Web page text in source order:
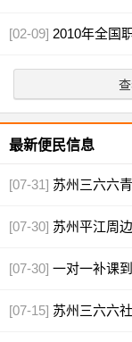
报中
[02-09] 2010年全国
最新便民信息
[07-31] 苏州三六六
野，火热招募[图]
[07-30] 苏州平江周
[图]
[07-30] 一对一补课
真实案例[图]
[07-15] 苏州三六六